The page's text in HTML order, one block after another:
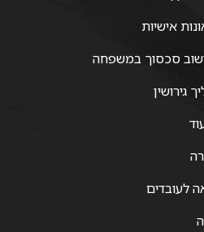
אישיות
סכסוך במשפחה
גירושין
לעובדים